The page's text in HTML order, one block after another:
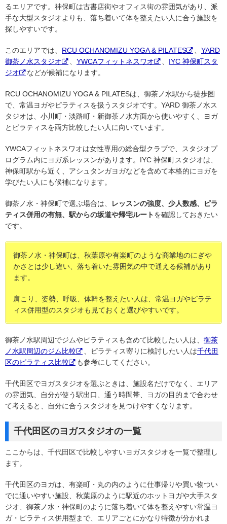
るエリアです。神保町は古書店街やオフィス街の雰囲気があり、派
手な大型スタジオよりも、落ち着いて体を整えたい人に合う施設を
探しやすいです。
このエリアでは、 RCU OCHANOMIZU YOGA & PILATES
YARD
御茶ノ水スタジオ
YWCAフィットネスワオ
IYC 神保町スタ
ジオ
などが候補になります。
RCU OCHANOMIZU YOGA & PILATESは、御茶ノ水駅から徒歩圏
で、常温ヨガやピラティスを扱うスタジオです。YARD 御茶ノ水ス
タジオは、小川町・淡路町・新御茶ノ水方面から使いやすく、ヨガ
とピラティスを両方比較したい人に向いています。
YWCAフィットネスワオは女性専用の総合型クラブで、スタジオプ
ログラム内にヨガ系レッスンがあります。IYC 神保町スタジオは、
神保町駅から近く、アシュタンガヨガなどを含めて本格的にヨガを
学びたい人にも候補になります。
御茶ノ水・神保町で選ぶ場合は、
レッスンの強度、少人数感、ピラ
ティス併用の有無、駅からの坂道や帰宅ルートを確認しておきたい
です。
御茶ノ水・神保町は、秋葉原や有楽町のような商業地のにぎや
かさとは少し違い、落ち着いた雰囲気の中で通える候補があり
ます。
肩こり、姿勢、呼吸、体幹を整えたい人は、常温ヨガやピラテ
ィス併用型のスタジオも見ておくと選びやすいです。
御茶ノ水駅周辺でジムやピラティスも含めて比較したい人は、 御茶
ノ水駅周辺のジム比較
、ピラティス寄りに検討したい人は千代田
区のピラティス比較
も参考にしてください。
千代田区でヨガスタジオを選ぶときは、施設名だけでなく、エリア
の雰囲気、自分が使う駅出口、通う時間帯、ヨガの目的まで合わせ
て考えると、自分に合うスタジオを見つけやすくなります。
千代田区のヨガスタジオの一覧
ここからは、千代田区で比較しやすいヨガスタジオを一覧で整理し
ます。
千代田区のヨガは、有楽町・丸の内のように仕事帰りや買い物つい
でに通いやすい施設、秋葉原のように駅近のホットヨガや大手スタ
ジオ、御茶ノ水・神保町のように落ち着いて体を整えやすい常温ヨ
ガ・ピラティス併用型まで、エリアごとにかなり特徴が分かれま